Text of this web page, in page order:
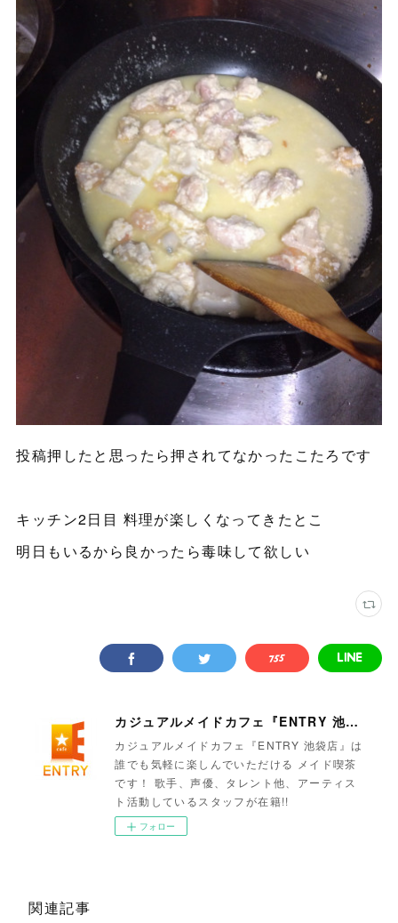
投稿押したと思ったら押されてなかったこたろです
キッチン2日目 料理が楽しくなってきたとこ
明日もいるから良かったら毒味して欲しい
カジュアルメイドカフェ『ENTRY 池袋店』
カジュアルメイドカフェ『ENTRY 池袋店』は
誰でも気軽に楽しんでいただける メイド喫茶
です！ 歌手、声優、タレント他、アーティス
ト活動しているスタッフが在籍!!
フォロー
関連記事